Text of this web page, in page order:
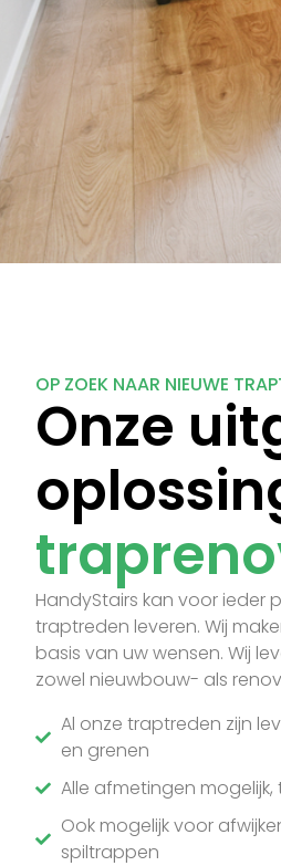
OP ZOEK NAAR NIEUWE
Onze
HandyStairs kan voor ieder
traptreden leveren. Wij
basis van uw wensen. Wij
zowel nieuwbouw- als
Al onze traptreden zijn
en grenen
Alle afmetingen
Ook mogelijk voor
spiltrappen